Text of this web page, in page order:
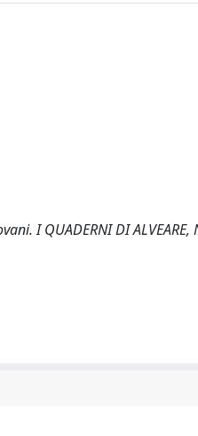
I QUADERNI DI ALVEARE,